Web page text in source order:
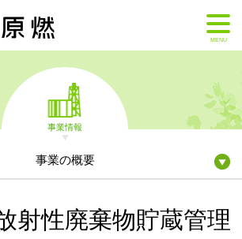
MENU
事業情報
事業の概要
射性廃棄物貯蔵管理